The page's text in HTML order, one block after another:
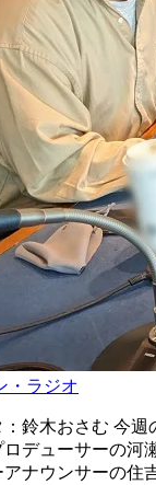
・ラジオ
：鈴木おさむ 今週
デューサーの河
ナウンサーの住